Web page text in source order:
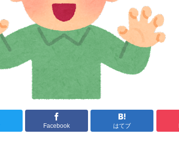
Facebook はてブ